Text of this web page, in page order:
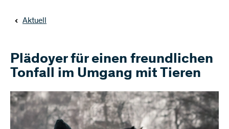
Aktuell
Plädoyer für einen freundlichen
Tonfall im Umgang mit Tieren